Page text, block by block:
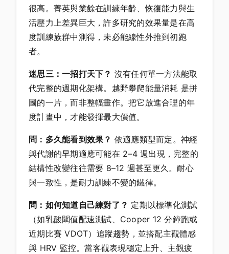
很高。菁英與業餘在訓練年齡、恢復能力與生
活壓力上差異巨大，許多研究的效果量是在高
度訓練族群中測得，未必能線性外推到初跑
者。
迷思三：一招打天下？ 沒有任何單一方法能取
代完整的週期化架構。越野攀爬能量消耗 是拼
圖的一片，而非整幅畫作。把它放進合理的年
度計畫中，才能發揮最大價值。
問：多久能看到效果？ 依適應類型而定。神經
與代謝的早期適應可能在 2–4 週出現，完整的
結構性改變往往需要 8–12 週甚至更久。耐心
與一致性，是耐力訓練不變的鐵律。
問：如何知道自己練對了？ 定期以標準化測試
（如乳酸閾值配速測試、Cooper 12 分鐘跑或
近期比賽 VDOT）追蹤趨勢，並搭配主觀體感
與 HRV 監控。當客觀表現穩定上升、主觀疲